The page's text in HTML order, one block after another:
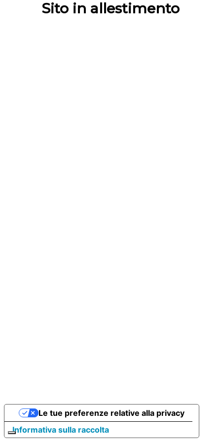
Sito in allestimento
Informativa sulla raccolta
Le tue preferenze relative alla privacy